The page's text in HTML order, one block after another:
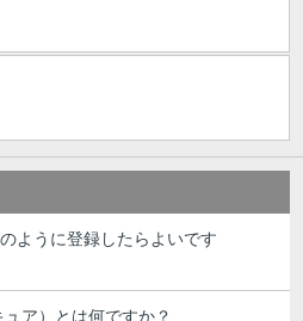
ように登録したらよいです
ア）とは何ですか？